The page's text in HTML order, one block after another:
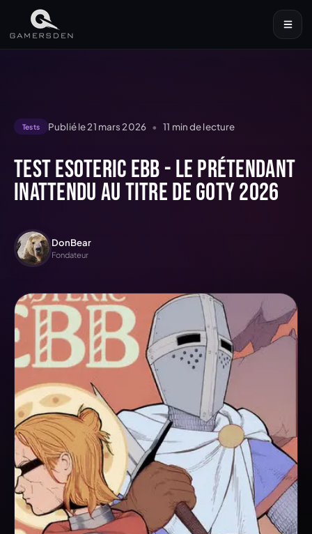
Tests Publié le21 mars 2026 • 11 min de lecture
Test Esoteric Ebb - Le prétendant
inattendu au titre de GOTY 2026
DonBear
Fondateur